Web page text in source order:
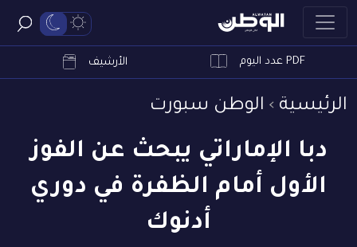
PDF عدد اليوم الأرشيف
الرئيسية الوطن سبورت
دبا الإماراتي يبحث عن الفوز
الأول أمام الظفرة في دوري
أدنوك